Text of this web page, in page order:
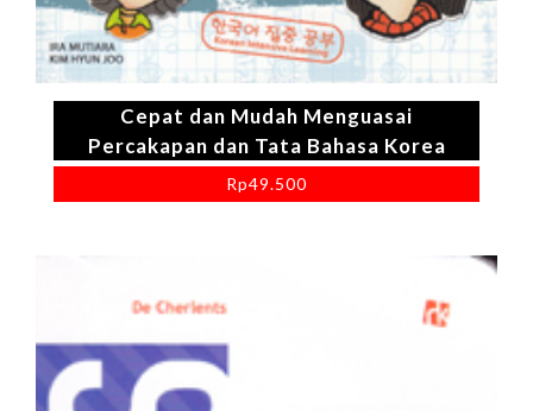
Cepat dan Mudah Menguasai
Percakapan dan Tata Bahasa Korea
Rp49.500